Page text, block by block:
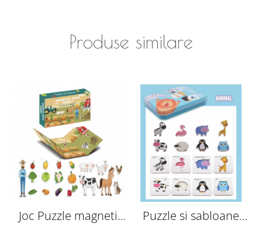
Produse similare
Joc Puzzle magnetic
Puzzle si sabloane